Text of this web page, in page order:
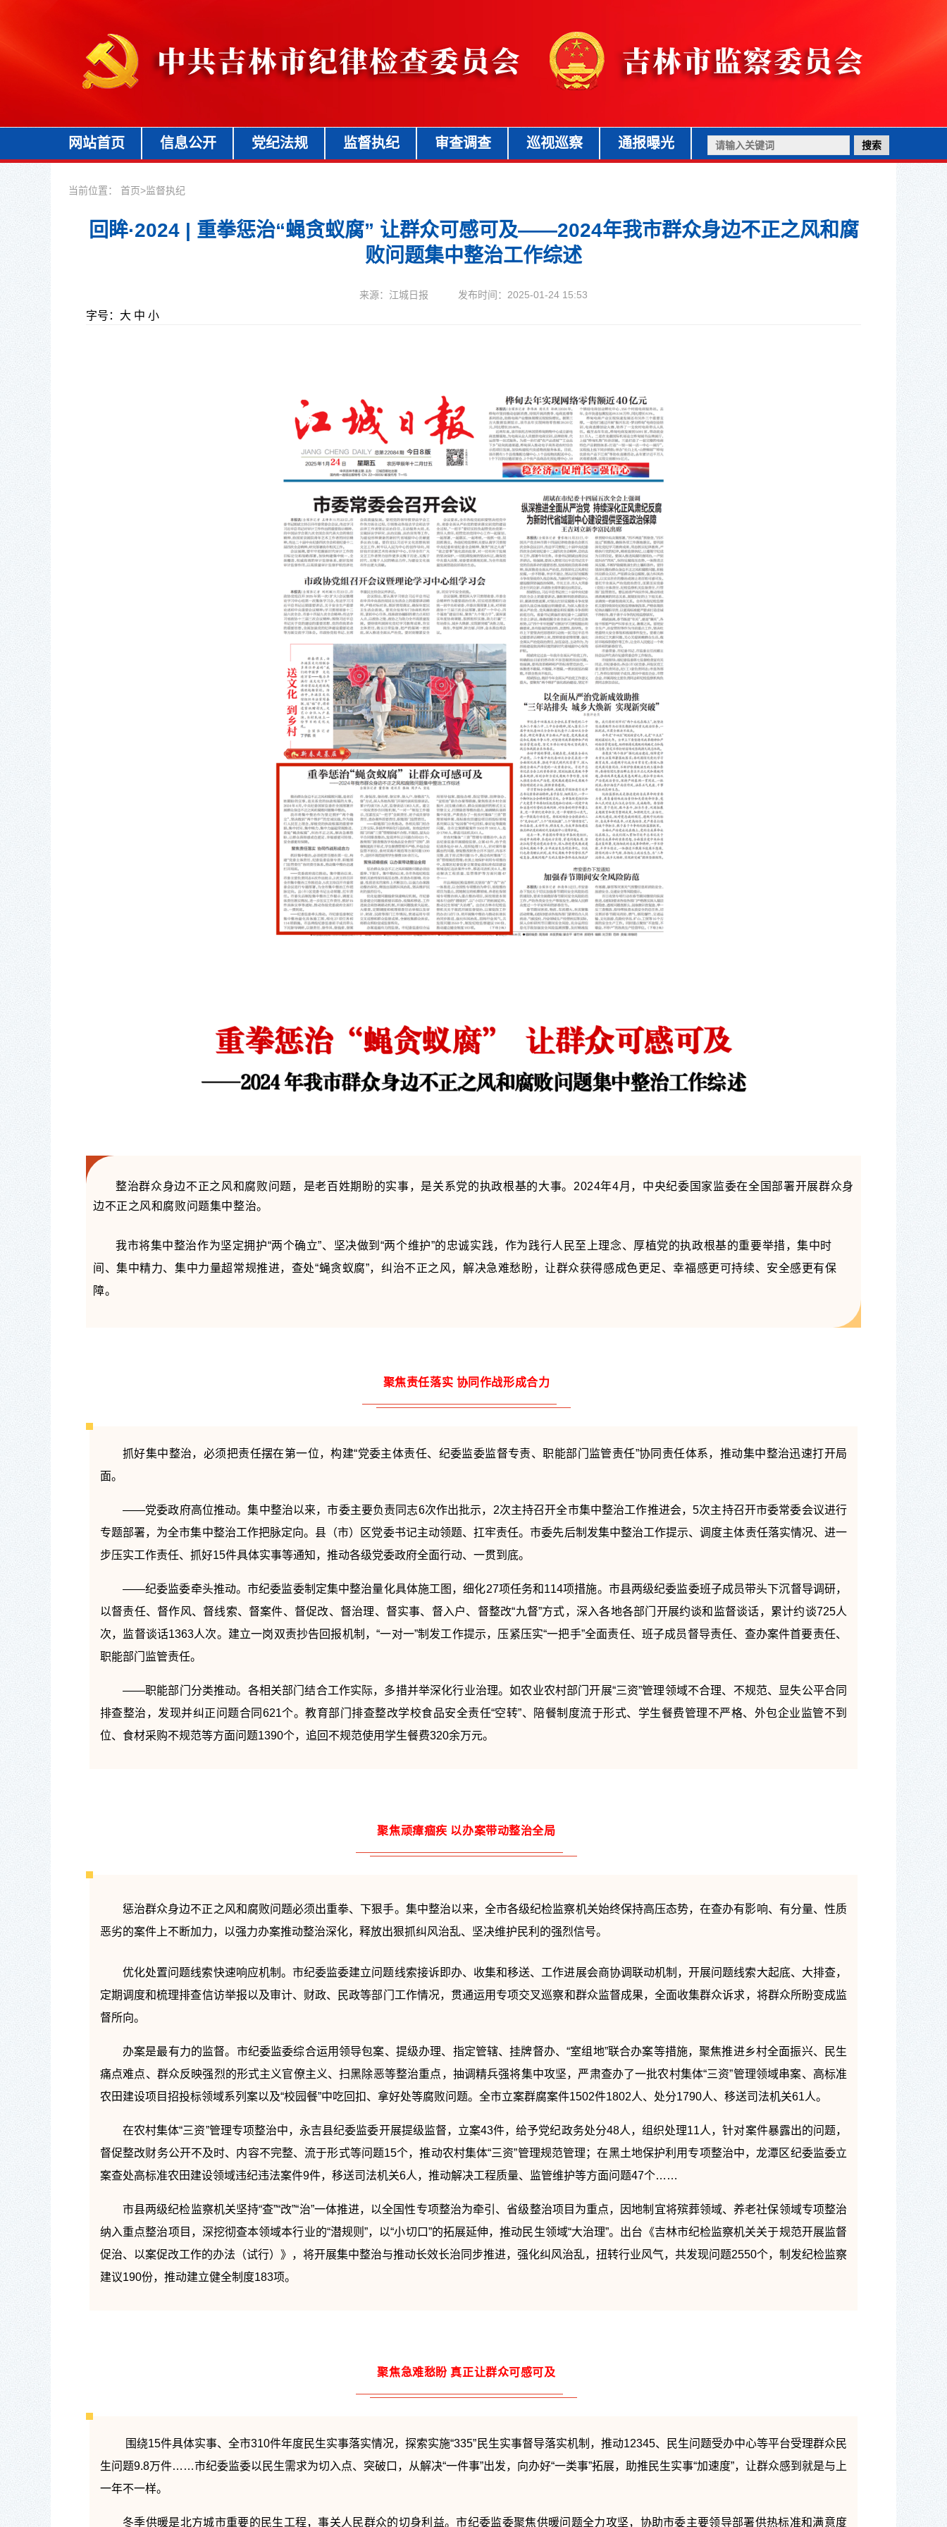
网站首页 信息公开 党纪法规 监督执纪 审查调查 巡视巡察 通报曝光
当前位置： 首页>监督执纪
回眸·2024 | 重拳惩治“蝇贪蚁腐” 让群众可感可及——2024年我市群众身边不正之风和腐
败问题集中整治工作综述
来源：江城日报 发布时间：2025-01-24 15:53
字号： 大 中 小
整治群众身边不正之风和腐败问题，是老百姓期盼的实事，是关系党的执政根基的大事。2024年4月，中央纪委国家监委在全国部署开展群众身
边不正之风和腐败问题集中整治。
我市将集中整治作为坚定拥护“两个确立”、坚决做到“两个维护”的忠诚实践，作为践行人民至上理念、厚植党的执政根基的重要举措，集中时
间、集中精力、集中力量超常规推进，查处“蝇贪蚁腐”，纠治不正之风，解决急难愁盼，让群众获得感成色更足、幸福感更可持续、安全感更有保
障。
聚焦责任落实 协同作战形成合力
抓好集中整治，必须把责任摆在第一位，构建“党委主体责任、纪委监委监督专责、职能部门监管责任”协同责任体系，推动集中整治迅速打开局
面。
——党委政府高位推动。集中整治以来，市委主要负责同志6次作出批示，2次主持召开全市集中整治工作推进会，5次主持召开市委常委会议进行
专题部署，为全市集中整治工作把脉定向。县（市）区党委书记主动领题、扛牢责任。市委先后制发集中整治工作提示、调度主体责任落实情况、进一
步压实工作责任、抓好15件具体实事等通知，推动各级党委政府全面行动、一贯到底。
——纪委监委牵头推动。市纪委监委制定集中整治量化具体施工图，细化27项任务和114项措施。市县两级纪委监委班子成员带头下沉督导调研，
以督责任、督作风、督线索、督案件、督促改、督治理、督实事、督入户、督整改“九督”方式，深入各地各部门开展约谈和监督谈话，累计约谈725人
次，监督谈话1363人次。建立一岗双责抄告回报机制，“一对一”制发工作提示，压紧压实“一把手”全面责任、班子成员督导责任、查办案件首要责任、
职能部门监管责任。
——职能部门分类推动。各相关部门结合工作实际，多措并举深化行业治理。如农业农村部门开展“三资”管理领域不合理、不规范、显失公平合同
排查整治，发现并纠正问题合同621个。教育部门排查整改学校食品安全责任“空转”、陪餐制度流于形式、学生餐费管理不严格、外包企业监管不到
位、食材采购不规范等方面问题1390个，追回不规范使用学生餐费320余万元。
聚焦顽瘴痼疾 以办案带动整治全局
惩治群众身边不正之风和腐败问题必须出重拳、下狠手。集中整治以来，全市各级纪检监察机关始终保持高压态势，在查办有影响、有分量、性质
恶劣的案件上不断加力，以强力办案推动整治深化，释放出狠抓纠风治乱、坚决维护民利的强烈信号。
优化处置问题线索快速响应机制。市纪委监委建立问题线索接诉即办、收集和移送、工作进展会商协调联动机制，开展问题线索大起底、大排查，
定期调度和梳理排查信访举报以及审计、财政、民政等部门工作情况，贯通运用专项交叉巡察和群众监督成果，全面收集群众诉求，将群众所盼变成监
督所向。
办案是最有力的监督。市纪委监委综合运用领导包案、提级办理、指定管辖、挂牌督办、“室组地”联合办案等措施，聚焦推进乡村全面振兴、民生
痛点难点、群众反映强烈的形式主义官僚主义、扫黑除恶等整治重点，抽调精兵强将集中攻坚，严肃查办了一批农村集体“三资”管理领域串案、高标准
农田建设项目招投标领域系列案以及“校园餐”中吃回扣、拿好处等腐败问题。全市立案群腐案件1502件1802人、处分1790人、移送司法机关61人。
在农村集体“三资”管理专项整治中，永吉县纪委监委开展提级监督，立案43件，给予党纪政务处分48人，组织处理11人，针对案件暴露出的问题，
督促整改财务公开不及时、内容不完整、流于形式等问题15个，推动农村集体“三资”管理规范管理；在黑土地保护利用专项整治中，龙潭区纪委监委立
案查处高标准农田建设领域违纪违法案件9件，移送司法机关6人，推动解决工程质量、监管维护等方面问题47个……
市县两级纪检监察机关坚持“查”“改”“治”一体推进，以全国性专项整治为牵引、省级整治项目为重点，因地制宜将殡葬领域、养老社保领域专项整治
纳入重点整治项目，深挖彻查本领域本行业的“潜规则”，以“小切口”的拓展延伸，推动民生领域“大治理”。出台《吉林市纪检监察机关关于规范开展监督
促治、以案促改工作的办法（试行）》，将开展集中整治与推动长效长治同步推进，强化纠风治乱，扭转行业风气，共发现问题2550个，制发纪检监察
建议190份，推动建立健全制度183项。
聚焦急难愁盼 真正让群众可感可及
围绕15件具体实事、全市310件年度民生实事落实情况，探索实施“335”民生实事督导落实机制，推动12345、民生问题受办中心等平台受理群众民
生问题9.8万件……市纪委监委以民生需求为切入点、突破口，从解决“一件事”出发，向办好“一类事”拓展，助推民生实事“加速度”，让群众感到就是与上
一年不一样。
冬季供暖是北方城市重要的民生工程，事关人民群众的切身利益。市纪委监委聚焦供暖问题全力攻坚，协助市委主要领导部署供热标准和满意度